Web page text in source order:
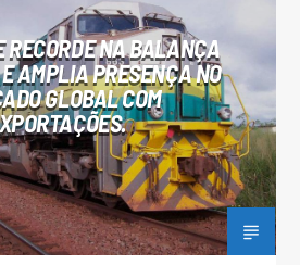
FM
RECORDE NA BALANÇA
AMPLIA PRESENÇA NO
GLOBAL COM